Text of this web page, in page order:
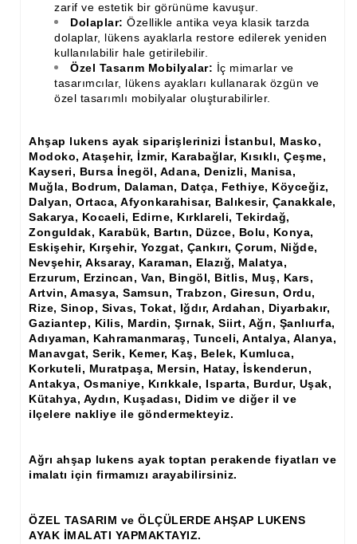
El Oyması Ham Ahşap Yatak Başlıkları
Ahşap Aksesuarlar
Ahşap İşlemeli Düz Klapa
Ahşap Panjur ve Menfez
Ahşap Profil Çıta
Ahşap Seperatör
Ahşap Sütun
Ahşap Tavan Göbeği
Ayons Baskılı Ahşap Çıta Modelleri
Burgulu Çıta İmalatı, Modelleri
Cibinlik
Cnc Ürün Çeşitleri
Diğer Ahşap Ürünler
Dekoratif Çıta İmalatı, Modelleri
İthal Çıta İmalatı, Modelleri
İthal Ahşap Oyma İmalatı
zarif ve estetik bir görünüme kavuşur.
Dolaplar: Özellikle antika veya klasik tarzda
dolaplar, lükens ayaklarla restore edilerek yeniden
kullanılabilir hale getirilebilir.
Özel Tasarım Mobilyalar: İç mimarlar ve
tasarımcılar, lükens ayakları kullanarak özgün ve
özel tasarımlı mobilyalar oluşturabilirler.
Ahşap lukens ayak siparişlerinizi İstanbul, Masko,
Modoko, Ataşehir, İzmir, Karabağlar, Kısıklı, Çeşme,
Kayseri, Bursa İnegöl, Adana, Denizli, Manisa,
Muğla, Bodrum, Dalaman, Datça, Fethiye, Köyceğiz,
Dalyan, Ortaca, Afyonkarahisar, Balıkesir, Çanakkale,
Sakarya, Kocaeli, Edirne, Kırklareli, Tekirdağ,
Zonguldak, Karabük, Bartın, Düzce, Bolu, Konya,
Eskişehir, Kırşehir, Yozgat, Çankırı, Çorum, Niğde,
Nevşehir, Aksaray, Karaman, Elazığ, Malatya,
Erzurum, Erzincan, Van, Bingöl, Bitlis, Muş, Kars,
Artvin, Amasya, Samsun, Trabzon, Giresun, Ordu,
Rize, Sinop, Sivas, Tokat, Iğdır, Ardahan, Diyarbakır,
Gaziantep, Kilis, Mardin, Şırnak, Siirt, Ağrı, Şanlıurfa,
Adıyaman, Kahramanmaraş, Tunceli, Antalya, Alanya,
Manavgat, Serik, Kemer, Kaş, Belek, Kumluca,
Korkuteli, Muratpaşa, Mersin, Hatay, İskenderun,
Antakya, Osmaniye, Kırıkkale, Isparta, Burdur, Uşak,
Kütahya, Aydın, Kuşadası, Didim ve diğer il ve
ilçelere nakliye ile göndermekteyiz.
Ağrı ahşap lukens ayak toptan perakende fiyatları ve
imalatı için firmamızı arayabilirsiniz.
ÖZEL TASARIM ve ÖLÇÜLERDE AHŞAP LUKENS
AYAK İMALATI YAPMAKTAYIZ.